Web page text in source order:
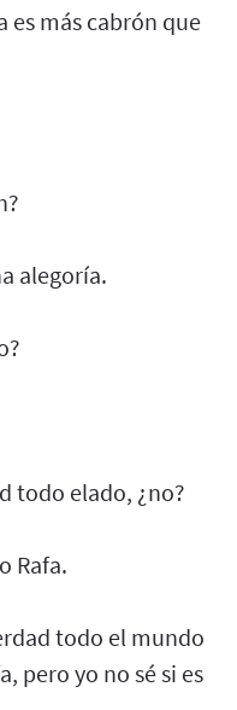
es más cabrón que
alegoría.
todo elado, ¿no?
Rafa.
todo el mundo
pero yo no sé si es